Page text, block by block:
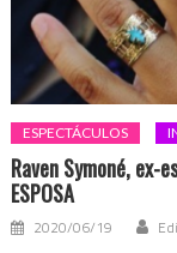
ESPECTÁCULOS
Raven Symoné, ex-
ESPOSA
2020/06/19